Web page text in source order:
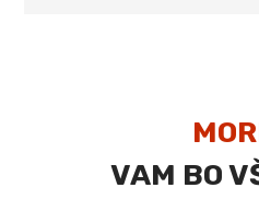
VAM BO